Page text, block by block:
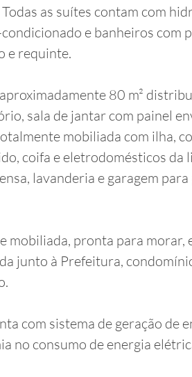
as suítes contam com
e banheiros com
e requinte.
80 m²
sala de jantar com painel
mobiliada com ilha,
coifa e eletrodomésticos da
lavanderia e garagem
mobiliada, pronta para morar,
junto à Prefeitura,
com sistema de geração de
no consumo de energia